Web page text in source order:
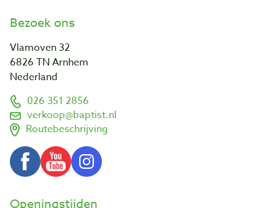
Bezoek ons
Vlamoven 32
6826 TN Arnhem
Nederland
026 351 2856
verkoop@baptist.nl
Routebeschrijving
Openingstijden